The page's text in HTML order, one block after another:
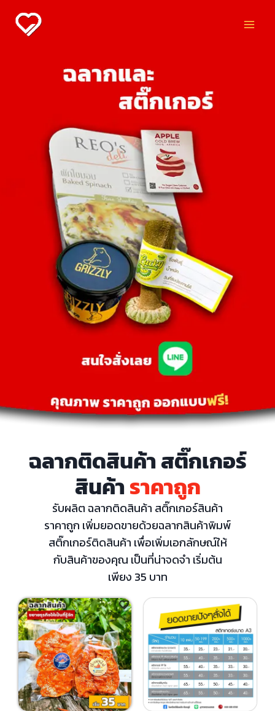
ฉลากติดสินค้า สติ๊กเกอร์
สินค้าราคาถูก
รับผลิต ฉลากติดสินค้า สติ๊กเกอร์สินค้า
ราคาถูก เพิ่มยอดขายด้วยฉลากสินค้าพิมพ์
สติ๊กเกอร์ติดสินค้า เพื่อเพิ่มเอกลักษณ์ให้
กับสินค้าของคุณ เป็นที่น่าจดจำ เริ่มต้น
เพียง 35 บาท